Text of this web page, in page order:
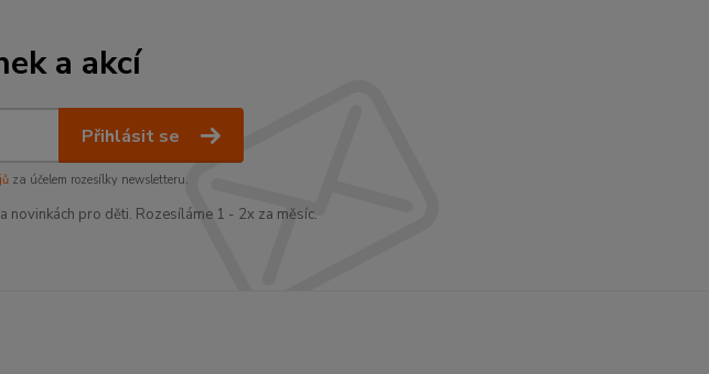
a akcí
Přihlásit se
za účelem rozesílky newsletteru.
novinkách pro děti. Rozesíláme 1 - 2x za měsíc.